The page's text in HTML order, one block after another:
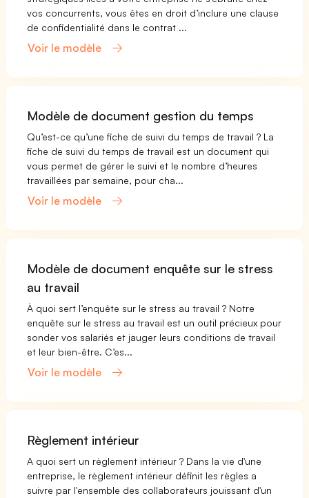
vos concurrents, vous êtes en droit d’inclure une clause
de confidentialité dans le contrat ...
Voir le modèle
Modèle de document gestion du temps
Qu’est-ce qu’une fiche de suivi du temps de travail ? La
fiche de suivi du temps de travail est un document qui
vous permet de gérer le suivi et le nombre d’heures
travaillées par semaine, pour cha...
Voir le modèle
Modèle de document enquête sur le stress
au travail
À quoi sert l’enquête sur le stress au travail ? Notre
enquête sur le stress au travail est un outil précieux pour
sonder vos salariés et jauger leurs conditions de travail
et leur bien-être. C’es...
Voir le modèle
Règlement intérieur
A quoi sert un règlement intérieur ? Dans la vie d'une
entreprise, le règlement intérieur définit les règles a
suivre par l'ensemble des collaborateurs jouissant d'un